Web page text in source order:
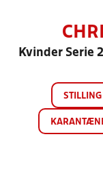
Kvinder Serie
STILLING